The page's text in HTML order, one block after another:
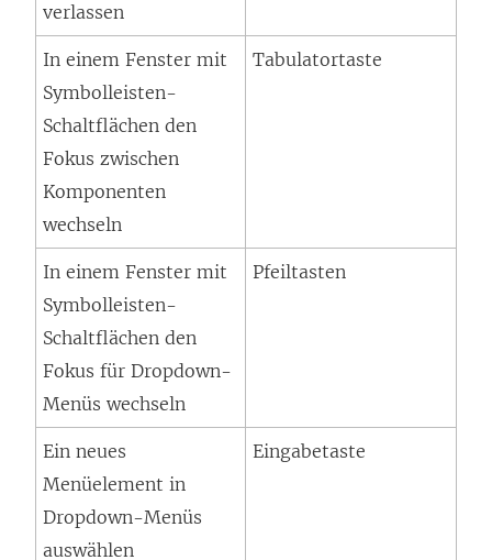
verlassen
In einem Fenster mit
Symbolleisten-
Schaltflächen den
Fokus zwischen
Komponenten
wechseln
Tabulatortaste
In einem Fenster mit
Symbolleisten-
Schaltflächen den
Fokus für Dropdown-
Menüs wechseln
Pfeiltasten
Ein neues
Menüelement in
Dropdown-Menüs
auswählen
Eingabetaste